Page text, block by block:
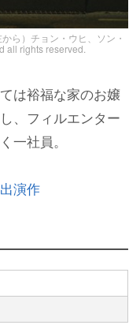
ら）チョン・ウヒ、ソン・
all rights reserved.
は裕福な家のお嬢
、フィルエンター
一社員。
演作